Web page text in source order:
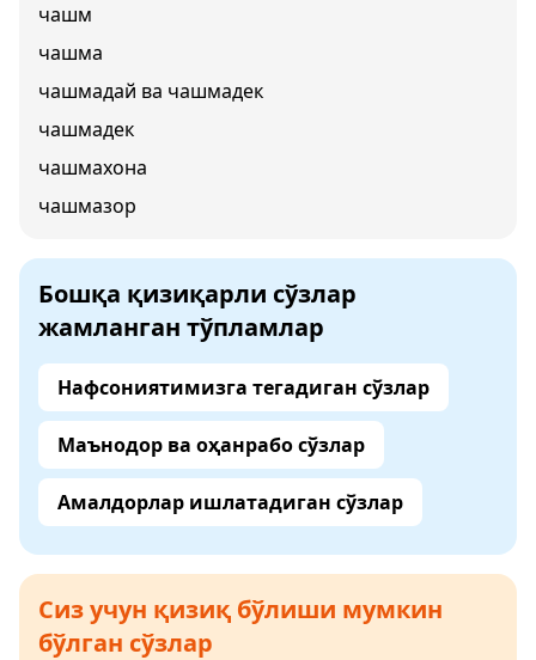
чашм
чашма
чашмадай ва чашмадек
чашмадек
чашмахона
чашмазор
Бошқа қизиқарли сўзлар
жамланган тўпламлар
Нафсониятимизга тегадиган сўзлар
Маънодор ва оҳанрабо сўзлар
Амалдорлар ишлатадиган сўзлар
Сиз учун қизиқ бўлиши мумкин
бўлган сўзлар